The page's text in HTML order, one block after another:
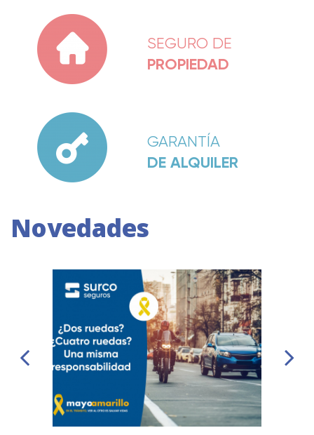
SEGURO DE
PROPIEDAD
GARANTÍA
DE ALQUILER
Novedades